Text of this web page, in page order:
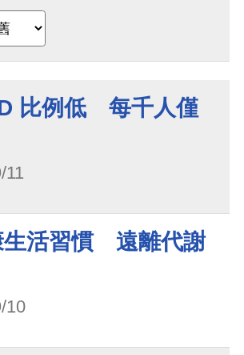
比例低 每千人僅
11
生活習慣 遠離代謝
10